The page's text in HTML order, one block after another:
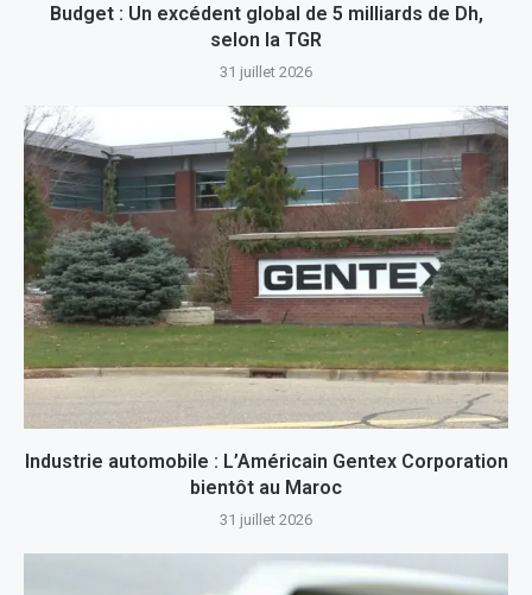
Budget : Un excédent global de 5 milliards de Dh,
selon la TGR
31 juillet 2026
Industrie automobile : L’Américain Gentex Corporation
bientôt au Maroc
31 juillet 2026